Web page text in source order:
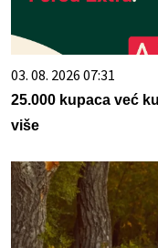
03. 08. 2026 07:31
25.000 kupaca već
više